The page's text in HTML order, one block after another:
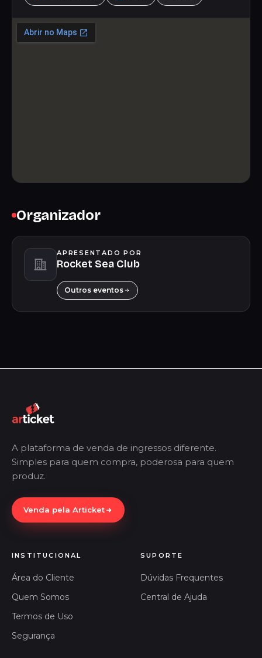
Organizador
APRESENTADO POR
Rocket Sea Club
Outros eventos
A plataforma de venda de ingressos diferente.
Simples para quem compra, poderosa para quem
produz.
Venda pela Articket
INSTITUCIONAL
Área do Cliente
Quem Somos
Termos de Uso
Segurança
SUPORTE
Dúvidas Frequentes
Central de Ajuda